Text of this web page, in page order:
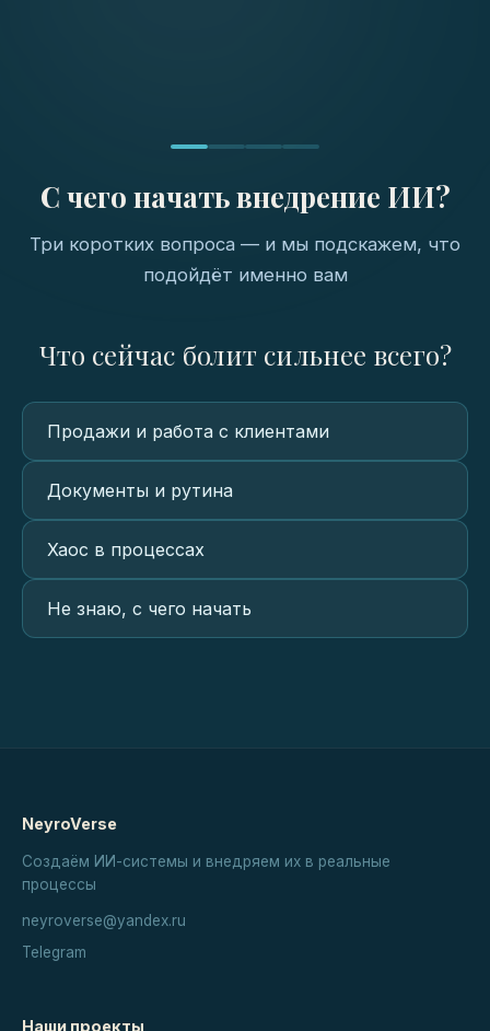
С чего начать внедрение ИИ?
Три коротких вопроса — и мы подскажем, что
подойдёт именно вам
Что сейчас болит сильнее всего?
Продажи и работа с клиентами
Документы и рутина
Хаос в процессах
Не знаю, с чего начать
NeyroVerse
Создаём ИИ-системы и внедряем их в реальные
процессы
neyroverse@yandex.ru
Telegram
Наши проекты